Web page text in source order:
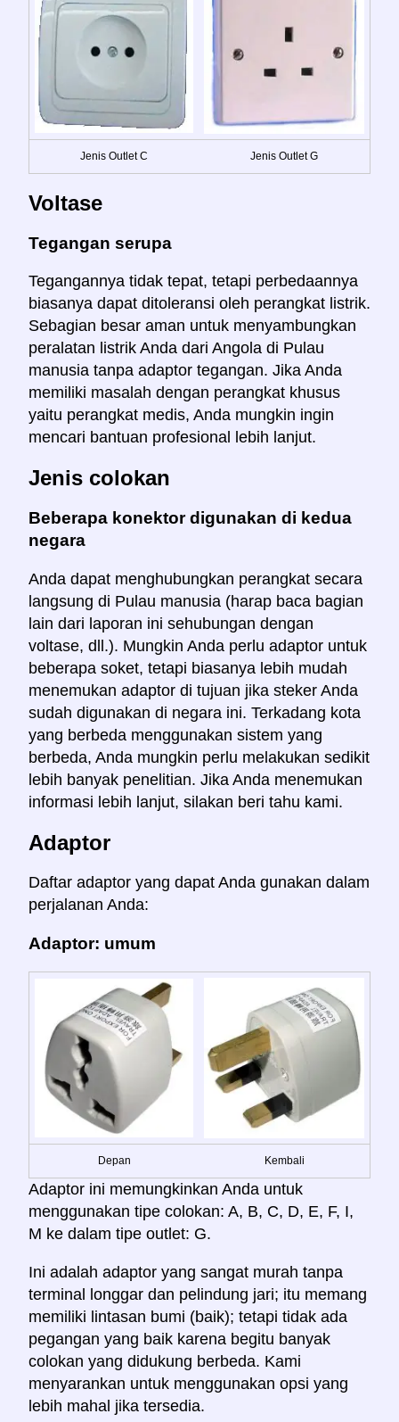
Jenis Outlet C Jenis Outlet G
Voltase
Tegangan serupa
Tegangannya tidak tepat, tetapi perbedaannya
biasanya dapat ditoleransi oleh perangkat listrik.
Sebagian besar aman untuk menyambungkan
peralatan listrik Anda dari Angola di Pulau
manusia tanpa adaptor tegangan. Jika Anda
memiliki masalah dengan perangkat khusus
yaitu perangkat medis, Anda mungkin ingin
mencari bantuan profesional lebih lanjut.
Jenis colokan
Beberapa konektor digunakan di kedua
negara
Anda dapat menghubungkan perangkat secara
langsung di Pulau manusia (harap baca bagian
lain dari laporan ini sehubungan dengan
voltase, dll.). Mungkin Anda perlu adaptor untuk
beberapa soket, tetapi biasanya lebih mudah
menemukan adaptor di tujuan jika steker Anda
sudah digunakan di negara ini. Terkadang kota
yang berbeda menggunakan sistem yang
berbeda, Anda mungkin perlu melakukan sedikit
lebih banyak penelitian. Jika Anda menemukan
informasi lebih lanjut, silakan beri tahu kami.
Adaptor
Daftar adaptor yang dapat Anda gunakan dalam
perjalanan Anda:
Adaptor: umum
Depan Kembali
Adaptor ini memungkinkan Anda untuk
menggunakan tipe colokan: A, B, C, D, E, F, I,
M ke dalam tipe outlet: G.
Ini adalah adaptor yang sangat murah tanpa
terminal longgar dan pelindung jari; itu memang
memiliki lintasan bumi (baik); tetapi tidak ada
pegangan yang baik karena begitu banyak
colokan yang didukung berbeda. Kami
menyarankan untuk menggunakan opsi yang
lebih mahal jika tersedia.